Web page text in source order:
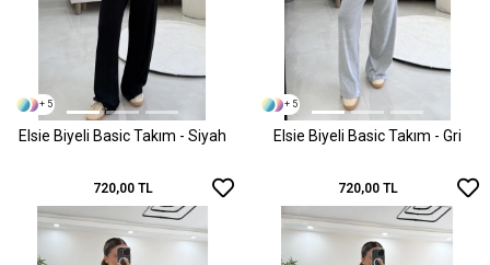
+ 5
Elsie Biyeli Basic Takım - Siyah
720,00 TL
+ 5
Elsie Biyeli Basic Takım - Gri
720,00 TL